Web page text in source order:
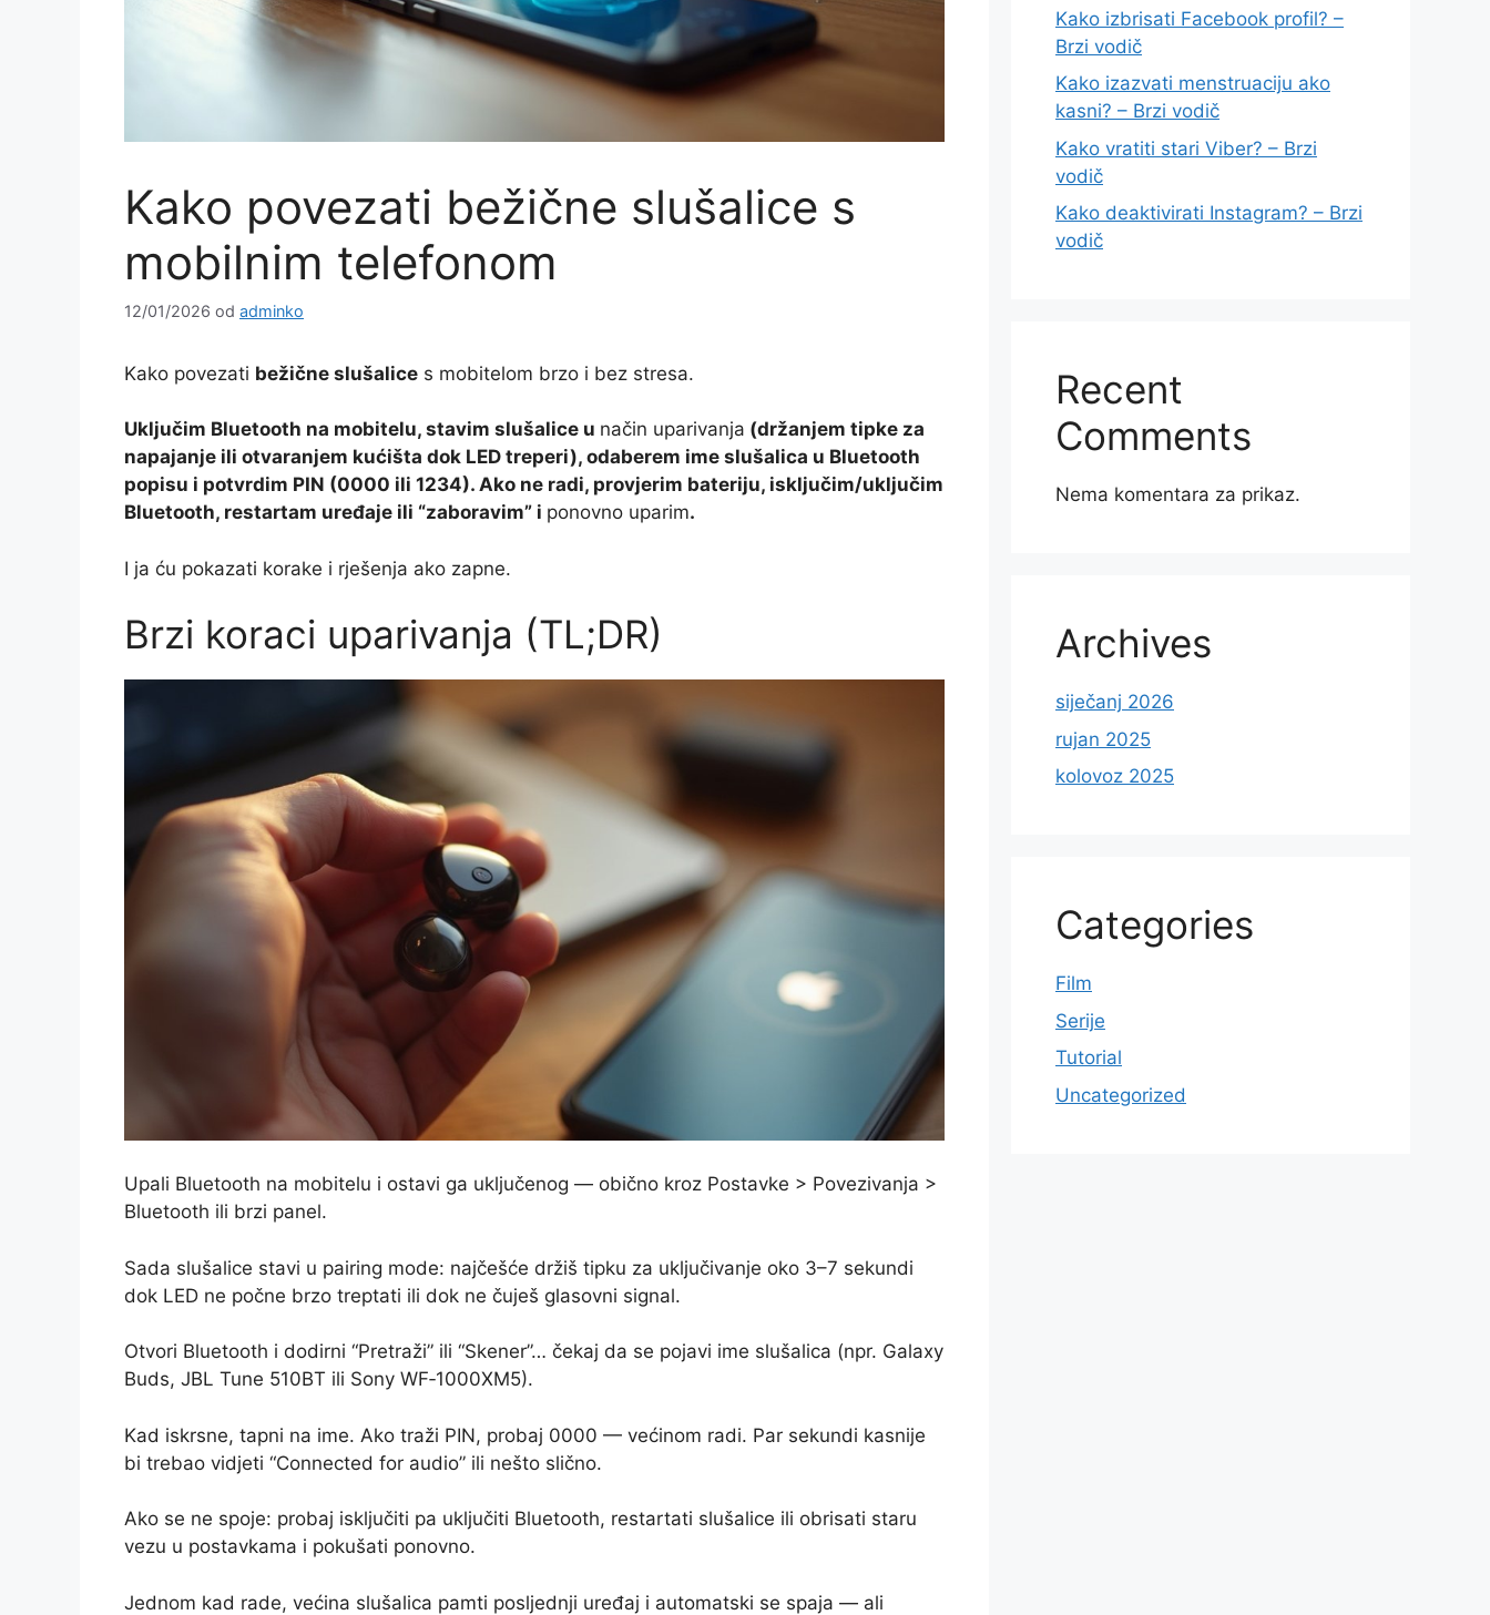
Kako povezati bežične slušalice s
mobilnim telefonom
12/01/2026 od adminko
Kako povezati bežične slušalice s mobitelom brzo i bez stresa.
Uključim Bluetooth na mobitelu, stavim slušalice u način uparivanja (držanjem tipke za
napajanje ili otvaranjem kućišta dok LED treperi), odaberem ime slušalica u Bluetooth
popisu i potvrdim PIN (0000 ili 1234). Ako ne radi, provjerim bateriju, isključim/uključim
Bluetooth, restartam uređaje ili “zaboravim” i ponovno uparim.
I ja ću pokazati korake i rješenja ako zapne.
Brzi koraci uparivanja (TL;DR)
Upali Bluetooth na mobitelu i ostavi ga uključenog — obično kroz Postavke > Povezivanja >
Bluetooth ili brzi panel.
Sada slušalice stavi u pairing mode: najčešće držiš tipku za uključivanje oko 3–7 sekundi
dok LED ne počne brzo treptati ili dok ne čuješ glasovni signal.
Otvori Bluetooth i dodirni “Pretraži” ili “Skener”… čekaj da se pojavi ime slušalica (npr. Galaxy
Buds, JBL Tune 510BT ili Sony WF‑1000XM5).
Kad iskrsne, tapni na ime. Ako traži PIN, probaj 0000 — većinom radi. Par sekundi kasnije
bi trebao vidjeti “Connected for audio” ili nešto slično.
Ako se ne spoje: probaj isključiti pa uključiti Bluetooth, restartati slušalice ili obrisati staru
vezu u postavkama i pokušati ponovno.
Jednom kad rade, većina slušalica pamti posljednji uređaj i automatski se spaja — ali
Kako izbrisati Facebook profil? –
Brzi vodič
Kako izazvati menstruaciju ako
kasni? – Brzi vodič
Kako vratiti stari Viber? – Brzi
vodič
Kako deaktivirati Instagram? – Brzi
vodič
Recent
Comments
Nema komentara za prikaz.
Archives
siječanj 2026
rujan 2025
kolovoz 2025
Categories
Film
Serije
Tutorial
Uncategorized